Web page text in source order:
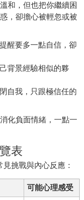
和，但也把你繼續困
，卻擔心被輕忽或被
提醒要多一點自信，卻
背景經驗相似的夥
自我，只跟極信任的
化負面情緒，一點一
表
挑戰與內心反應：
可能心理感受